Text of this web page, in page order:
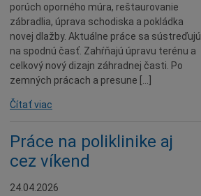
porúch oporného múra, reštaurovanie
zábradlia, úprava schodiska a pokládka
novej dlažby. Aktuálne práce sa sústreďujú
na spodnú časť. Zahŕňajú úpravu terénu a
celkový nový dizajn záhradnej časti. Po
zemných prácach a presune […]
Čítať viac
Práce na poliklinike aj
cez víkend
24.04.2026